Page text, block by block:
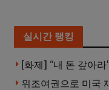
실시간 랭킹